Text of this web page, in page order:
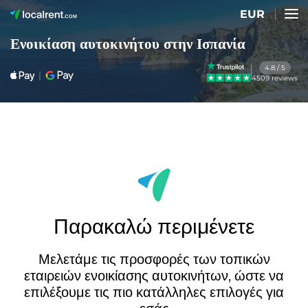
EUR
Ενοικίαση αυτοκινήτου στην Ισπανία
4.8 / 5
4509 reviews
Παρακαλώ περιμένετε
Μελετάμε τις προσφορές των τοπικών
εταιρειών ενοικίασης αυτοκινήτων, ώστε να
επιλέξουμε τις πιο κατάλληλες επιλογές για